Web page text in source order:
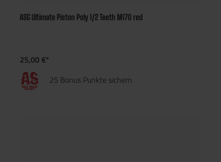
ASG Ultimate Piston Poly 1/2 Teeth M170 red
25,00 €*
25 Bonus Punkte sichern